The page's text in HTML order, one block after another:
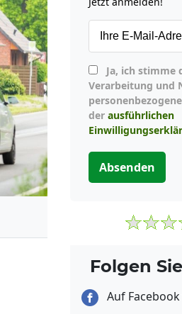
Verarbeitung und
der ausführlichen
Absenden
Folgen
Auf